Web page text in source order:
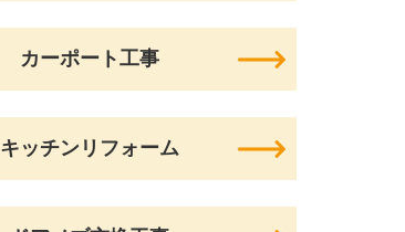
カーポート工事
キッチンリフォーム